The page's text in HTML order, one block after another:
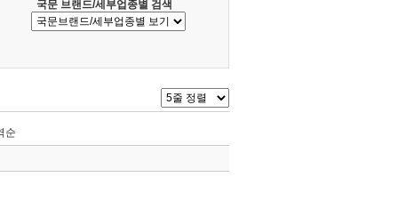
국문 브랜드/세부업종별 검색
순